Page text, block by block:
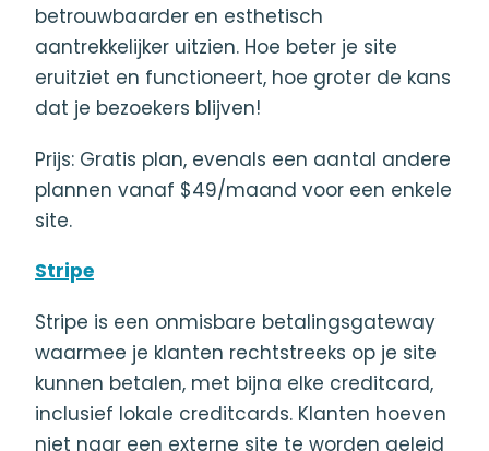
betrouwbaarder en esthetisch
aantrekkelijker uitzien. Hoe beter je site
eruitziet en functioneert, hoe groter de kans
dat je bezoekers blijven!
Prijs: Gratis plan, evenals een aantal andere
plannen vanaf $49/maand voor een enkele
site.
Stripe
Stripe is een onmisbare betalingsgateway
waarmee je klanten rechtstreeks op je site
kunnen betalen, met bijna elke creditcard,
inclusief lokale creditcards. Klanten hoeven
niet naar een externe site te worden geleid